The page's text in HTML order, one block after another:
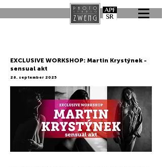
EXCLUSIVE WORKSHOP: Martin Krystýnek -
sensual akt
28. september 2025